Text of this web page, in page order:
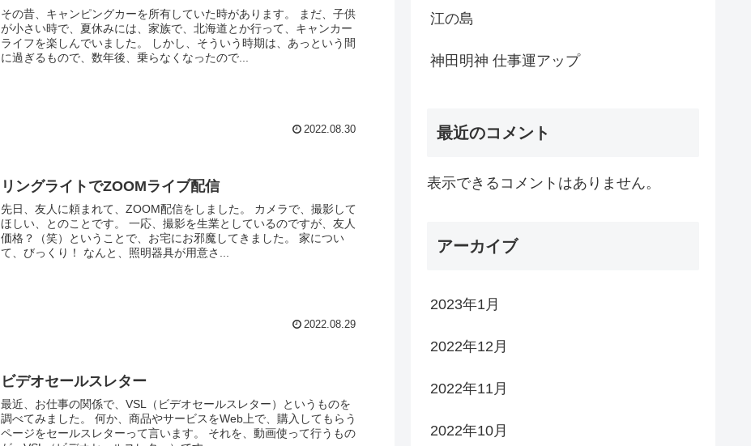
その昔、キャンピングカーを所有していた時があります。 まだ、子供
が小さい時で、夏休みには、家族で、北海道とか行って、キャンカー
ライフを楽しんでいました。 しかし、そういう時期は、あっという間
に過ぎるもので、数年後、乗らなくなったので...
2022.08.30
リングライトでZOOMライブ配信
先日、友人に頼まれて、ZOOM配信をしました。 カメラで、撮影して
ほしい、とのことです。 一応、撮影を生業としているのですが、友人
価格？（笑）ということで、お宅にお邪魔してきました。 家につい
て、びっくり！ なんと、照明器具が用意さ...
2022.08.29
ビデオセールスレター
最近、お仕事の関係で、VSL（ビデオセールスレター）というものを
調べてみました。 何か、商品やサービスをWeb上で、購入してもらう
ページをセールスレターって言います。 それを、動画使って行うもの
江の島
神田明神 仕事運アップ
最近のコメント
表示できるコメントはありません。
アーカイブ
2023年1月
2022年12月
2022年11月
2022年10月